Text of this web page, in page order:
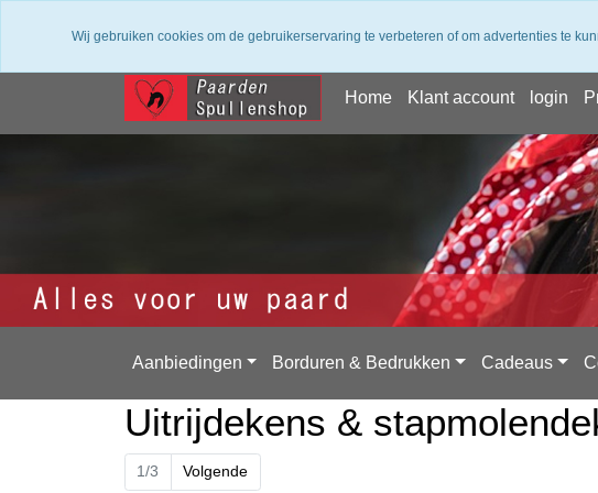
Home Klant account login
Aanbiedingen Borduren & Bedrukken Cadeaus
Uitrijdekens &
1/3 Volgende
Wij gebruiken cookies om de gebruikerservaring te verbeteren of om advertenties te